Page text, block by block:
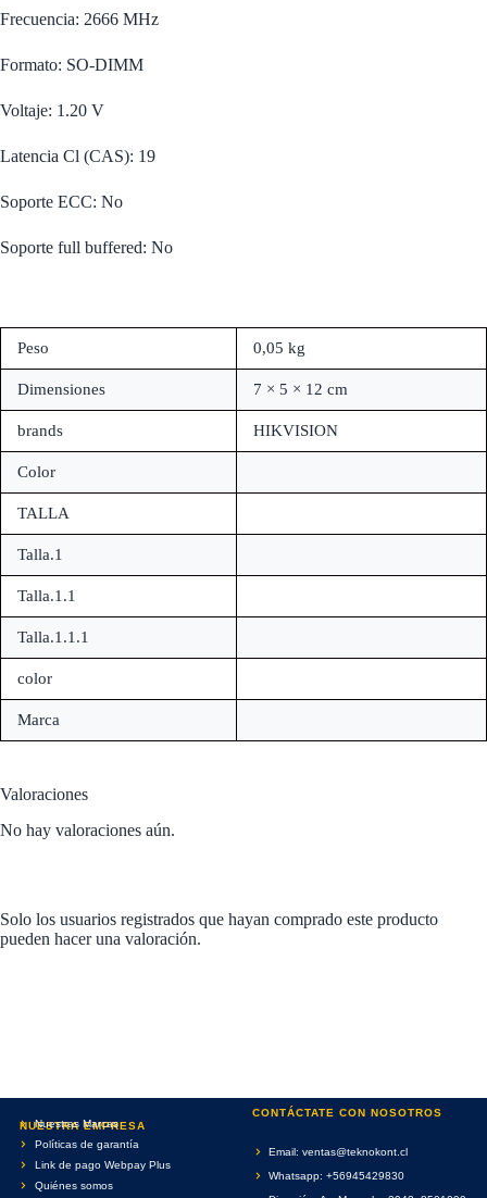
Frecuencia: 2666 MHz
Formato: SO-DIMM
Voltaje: 1.20 V
Latencia Cl (CAS): 19
Soporte ECC: No
Soporte full buffered: No
Peso 0,05 kg
Dimensiones 7 × 5 × 12 cm
brands HIKVISION
Color
TALLA
Talla.1
Talla.1.1
Talla.1.1.1
color
Marca
Valoraciones
No hay valoraciones aún.
Solo los usuarios registrados que hayan comprado este producto
pueden hacer una valoración.
NUESTRA EMPRESA
Nuestras Marcas
Políticas de garantía
Link de pago Webpay Plus
Quiénes somos
CONTÁCTATE CON NOSOTROS
Email: ventas@teknokont.cl
Whatsapp: +56945429830